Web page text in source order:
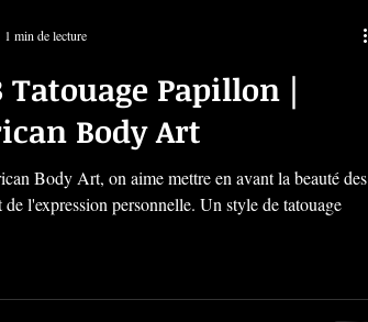
Tatouage Papillon |
Body Art
Body Art, on aime mettre en avant la beauté des
de l'expression personnelle. Un style de tatouage
1 min de lecture